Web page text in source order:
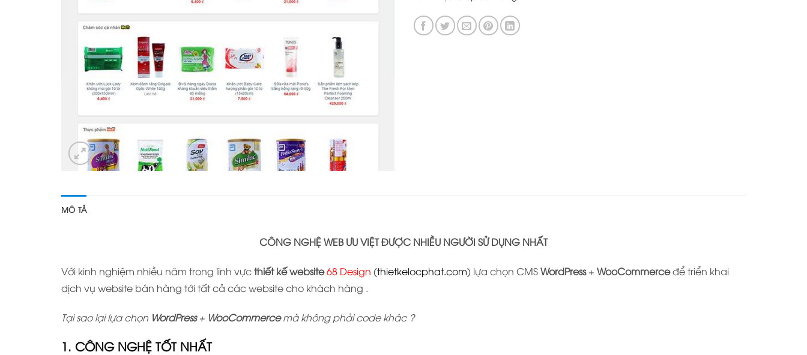
MÔ TẢ
CÔNG NGHỆ WEB ƯU VIỆT ĐƯỢC NHIỀU NGƯỜI SỬ DỤNG NHẤT
Với kinh nghiệm nhiều năm trong lĩnh vựcthiết kế website68 Design (thietkelocphat.com) lựa chọn CMSWordPress+ WooCommerceđể triển khai
dịch vụ website bán hàng tới tất cả các website cho khách hàng .
Tại sao lại lựa chọn WordPress+ WooCommercemà không phải code khác ?
1. CÔNG NGHỆ TỐT NHẤT